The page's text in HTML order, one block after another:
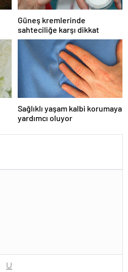
Güneş kremlerinde
sahteciliğe karşı dikkat
Sağlıklı yaşam kalbi korumaya
yardımcı oluyor